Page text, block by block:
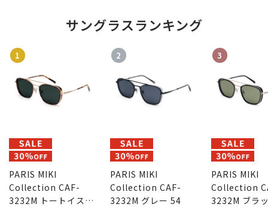
サングラスランキング
1
PARIS MIKI
Collection CAF-
3232M トートイス
2
PARIS MIKI
Collection CAF-
3232M グレー 54
3
PARIS MIKI
Collection
3232M ブラ